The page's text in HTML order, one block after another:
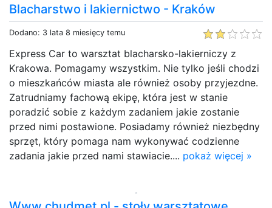
Blacharstwo i lakiernictwo - Kraków
Dodano: 3 lata 8 miesięcy temu
Express Car to warsztat blacharsko-lakierniczy z
Krakowa. Pomagamy wszystkim. Nie tylko jeśli chodzi
o mieszkańców miasta ale również osoby przyjezdne.
Zatrudniamy fachową ekipę, która jest w stanie
poradzić sobie z każdym zadaniem jakie zostanie
przed nimi postawione. Posiadamy również niezbędny
sprzęt, który pomaga nam wykonywać codzienne
zadania jakie przed nami stawiacie.... pokaż więcej »